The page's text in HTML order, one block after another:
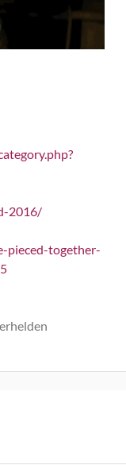
2016/
pieced-together-